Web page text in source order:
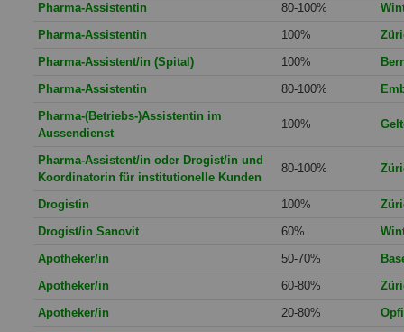
Pharma-Assistentin
80-100%
Pharma-Assistentin
100%
Pharma-Assistent/in (Spital)
100%
Pharma-Assistentin
80-100%
Pharma-(Betriebs-)Assistentin im
Aussendienst
100%
Pharma-Assistent/in oder Drogist/in und
Koordinatorin für institutionelle Kunden
80-100%
Drogistin 100%
Drogist/in Sanovit
60%
Apotheker/in
50-70%
Apotheker/in
60-80%
Apotheker/in
20-80%